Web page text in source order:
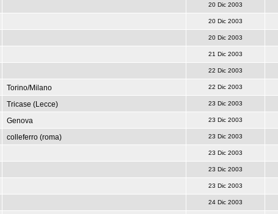
20 Dic 2003
20 Dic 2003
20 Dic 2003
21 Dic 2003
22 Dic 2003
Torino/Milano 22 Dic 2003
Tricase (Lecce) 23 Dic 2003
Genova 23 Dic 2003
colleferro (roma) 23 Dic 2003
23 Dic 2003
23 Dic 2003
23 Dic 2003
24 Dic 2003